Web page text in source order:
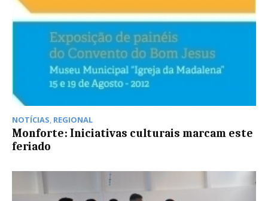
NOTÍCIAS REGIONAL
Monforte: Iniciativas culturais marcam este
feriado